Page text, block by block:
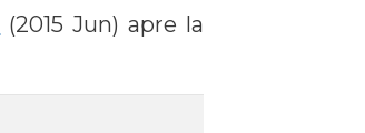
(2015 Jun) apre la